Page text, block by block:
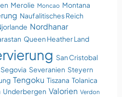
Merolie Moncao Montana
Naufalitisches Reich
Nordhanar
Queen Heather Land
San Cristobal
Segovia Severanien Steyern
Tengoku Tiszana Tolanica
Underbergen Valorien Verdon